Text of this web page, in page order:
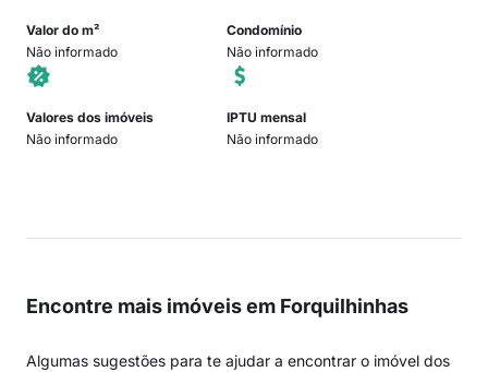
Valor do m²
Não informado
Condomínio
Não informado
Valores dos imóveis
Não informado
IPTU mensal
Não informado
Encontre mais imóveis em Forquilhinhas
Algumas sugestões para te ajudar a encontrar o imóvel dos